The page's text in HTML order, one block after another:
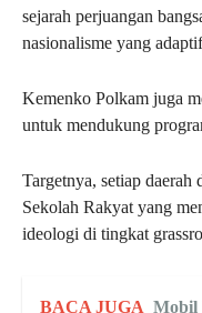
sejarah perjuangan
nasionalisme yang
Kemenko Polkam juga
untuk mendukung
Targetnya, setiap
Sekolah Rakyat yang
ideologi di tingkat
BACA JUGA Mobil